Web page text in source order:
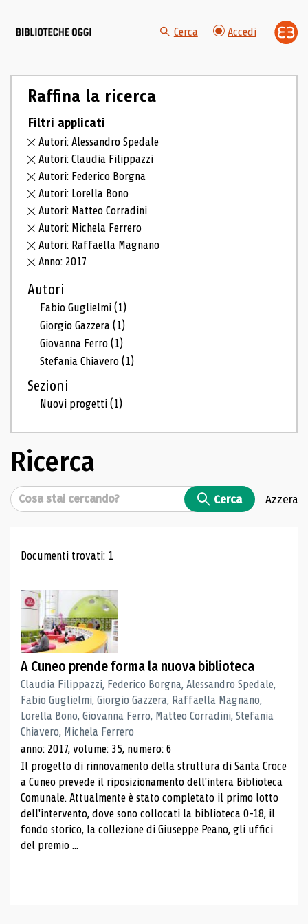
Cerca Accedi
Raffina la ricerca
Filtri applicati
Autori: Alessandro Spedale
Autori: Claudia Filippazzi
Autori: Federico Borgna
Autori: Lorella Bono
Autori: Matteo Corradini
Autori: Michela Ferrero
Autori: Raffaella Magnano
Anno: 2017
Autori
Fabio Guglielmi(1)
Giorgio Gazzera(1)
Giovanna Ferro(1)
Stefania Chiavero(1)
Sezioni
Nuovi progetti(1)
Ricerca
Cerca Cerca Azzera
Risultati di ricerca
Documenti trovati: 1
A Cuneo prende forma la nuova biblioteca
Claudia Filippazzi, Federico Borgna, Alessandro Spedale,
Fabio Guglielmi, Giorgio Gazzera, Raffaella Magnano,
Lorella Bono, Giovanna Ferro, Matteo Corradini, Stefania
Chiavero, Michela Ferrero
anno: 2017, volume: 35, numero: 6
Il progetto di rinnovamento della struttura di Santa Croce
a Cuneo prevede il riposizionamento dell'intera Biblioteca
Comunale. Attualmente è stato completato il primo lotto
dell'intervento, dove sono collocati la biblioteca 0-18, il
fondo storico, la collezione di Giuseppe Peano, gli uffici
del premio ...